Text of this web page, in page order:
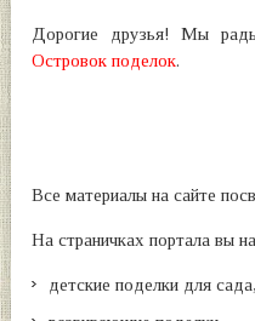
Дорогие друзья! Мы
Островок поделок.
Все материалы на сайте
На страничках портала вы
детские поделки для сада,